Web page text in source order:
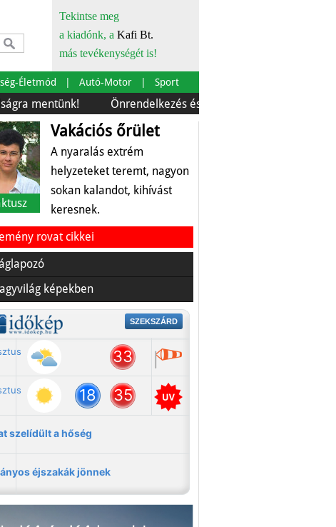
Tekintse meg
a kiadónk, a Kafi Bt.
más tevékenységét is!
Életmód Autó-Motor Sport
Önrendelkezés és szürkebarát
Vakációs őrület
A nyaralás extrém
helyzeteket teremt, nagyon
sokan kalandot, kihívást
keresnek.
rovat cikkei
képekben